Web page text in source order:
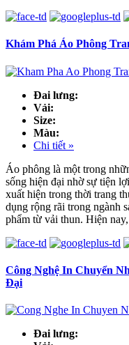
Khám Phá Áo Phông
Đai lưng:
Vải:
Size:
Màu:
Chi tiết »
Áo phông là một trong
sống hiện đại nhờ sự tiện
xuất hiện trong thời trang
dụng rộng rãi trong ngành
phẩm từ vải thun. Hiện
Công Nghệ In Chuyển
Đại
Đai lưng: